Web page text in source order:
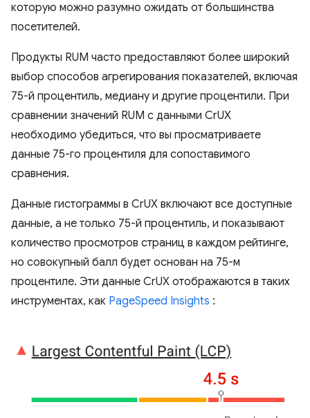
которую можно разумно ожидать от большинства
посетителей.
Продукты RUM часто предоставляют более широкий
выбор способов агрегирования показателей, включая
75-й процентиль, медиану и другие процентили. При
сравнении значений RUM с данными CrUX
необходимо убедиться, что вы просматриваете
данные 75-го процентиля для сопоставимого
сравнения.
Данные гистограммы в CrUX включают все доступные
данные, а не только 75-й процентиль, и показывают
количество просмотров страниц в каждом рейтинге,
но совокупный балл будет основан на 75-м
процентиле. Эти данные CrUX отображаются в таких
инструментах, как PageSpeed ​​Insights :